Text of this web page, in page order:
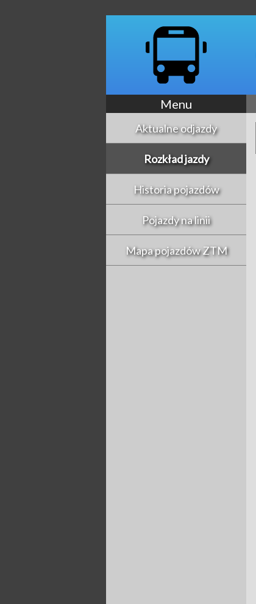
Menu
Aktualne odjazdy
Rozkład jazdy
Historia pojazdów
Pojazdy na linii
Mapa pojazdów ZTM